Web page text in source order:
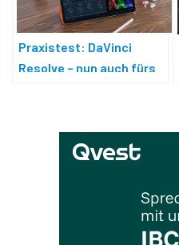
Praxistest: DaVinci
Resolve – nun auch fürs